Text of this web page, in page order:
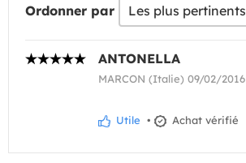
Ordonner par
ANTONELLA
MARCON (Italie) 09/02/2016
Utile • Achat vérifié